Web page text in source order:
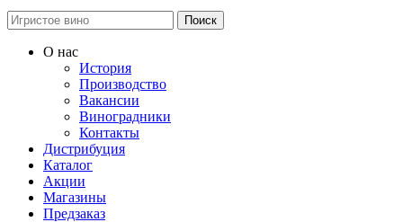
Поиск
О нас
История
Производство
Вакансии
Виноградники
Контакты
Дистрибуция
Каталог
Акции
Магазины
Предзаказ